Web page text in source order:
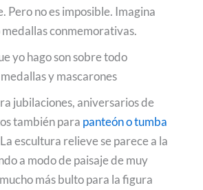
Pero no es imposible. Imagina
medallas conmemorativas.
yo hago son sobre todo
y mascarones
jubilaciones, aniversarios de
también para panteón o tumba
escultura relieve se parece a la
a modo de paisaje de muy
más bulto para la figura